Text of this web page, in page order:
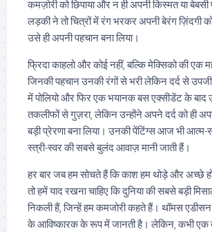
कमज़ोरी को छिपाया और न ही अपनी किस्मत या बेबसी
लड़की ने तो चित्रों में रंग भरकर अपनी बेरंग ज़िंदगी
उसे ही अपनी पहचान बना लिया।
फ्रिदा काहलो और कोई नहीं, बल्कि मेक्सिको की एक
जिनकी पहचान उनकी रंगों से भरी लेकिन दर्द से
में पोलियो और फिर एक भयानक बस एक्सीडेंट के बाद
तकलीफों से गुज़रा, लेकिन उन्होंने अपने दर्द को ही
बड़ी प्रेरणा बना लिया। उनकी पेंटिंग्स आज भी आत्म-
स्त्री-स्वर की सबसे बुलंद आवाज़ मानी जाती हैं।
हर बार जब हम सोचते हैं कि काश हम थोड़े और अच्छे
तो हमें याद रखना चाहिए कि दुनिया की सबसे बड़ी
निकली हैं, जिन्हें हम कमजोरी कहते हैं। थॉमस एडीसन
के आविष्कारक के रूप में जानती है। लेकिन, कभी एक